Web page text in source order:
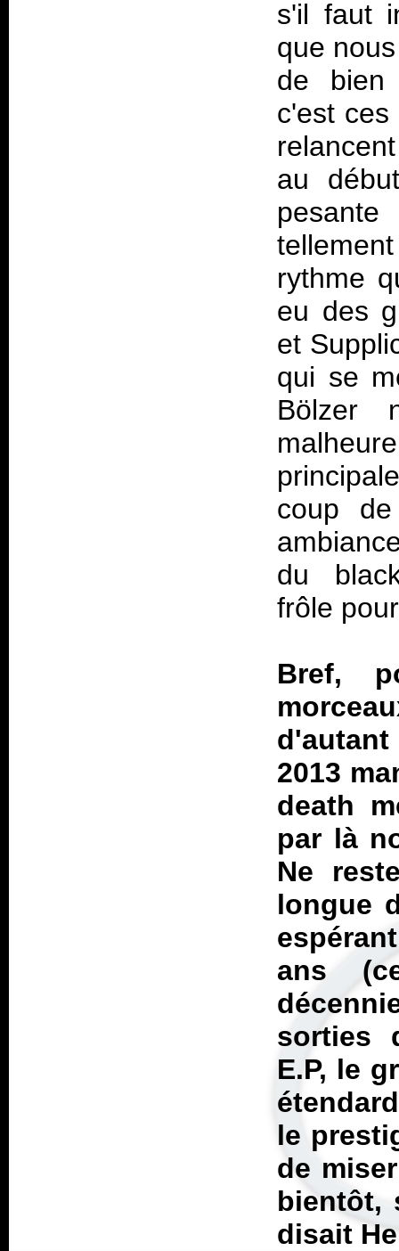
s'il faut
que
de bien
c'est
au
rythme
eu des
et
qui se
Bölzer
coup
du
frôle
Bref,
d'autant
2013
death
par là
Ne
longue
ans
sorties
E.P, le
le
de
bientôt,
disait